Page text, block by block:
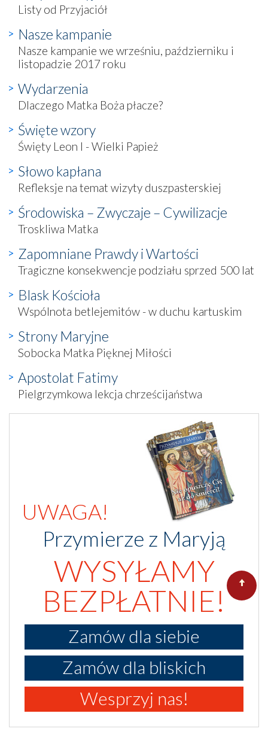
Listy od Przyjaciół
Nasze kampanie
Nasze kampanie we wrześniu, październiku i
listopadzie 2017 roku
Wydarzenia
Dlaczego Matka Boża płacze?
Święte wzory
Święty Leon I - Wielki Papież
Słowo kapłana
Refleksje na temat wizyty duszpasterskiej
Środowiska – Zwyczaje – Cywilizacje
Troskliwa Matka
Zapomniane Prawdy i Wartości
Tragiczne konsekwencje podziału sprzed 500 lat
Blask Kościoła
Wspólnota betlejemitów - w duchu kartuskim
Strony Maryjne
Sobocka Matka Pięknej Miłości
Apostolat Fatimy
Pielgrzymkowa lekcja chrześcijaństwa
UWAGA!
Przymierze z Maryją
WYSYŁAMY
BEZPŁATNIE!
Zamów dla siebie
Zamów dla bliskich
Wesprzyj nas!